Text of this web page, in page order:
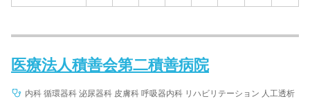
医療法人積善会第二積善病院
内科 循環器科 泌尿器科 皮膚科 呼吸器内科 リハビリテーション 人工透析